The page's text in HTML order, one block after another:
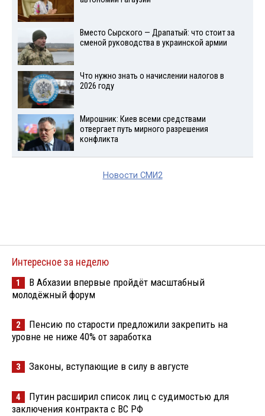
Вместо Сырского — Драпатый: что стоит за
сменой руководства в украинской армии
Что нужно знать о начислении налогов в
2026 году
Мирошник: Киев всеми средствами
отвергает путь мирного разрешения
конфликта
Новости СМИ2
Интересное за неделю
1
В Абхазии впервые пройдёт масштабный
молодёжный форум
2
Пенсию по старости предложили закрепить на
уровне не ниже 40% от заработка
3 Законы, вступающие в силу в августе
4
Путин расширил список лиц с судимостью для
заключения контракта с ВС РФ